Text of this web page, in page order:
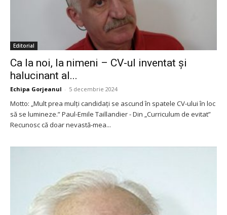
Editorial
Ca la noi, la nimeni – CV-ul inventat și
halucinant al...
Echipa Gorjeanul - 5 decembrie 2024
Motto: „Mult prea mulți candidați se ascund în spatele CV-ului în loc
să se lumineze.” Paul-Emile Taillandier - Din „Curriculum de evitat”
Recunosc că doar nevastă-mea...